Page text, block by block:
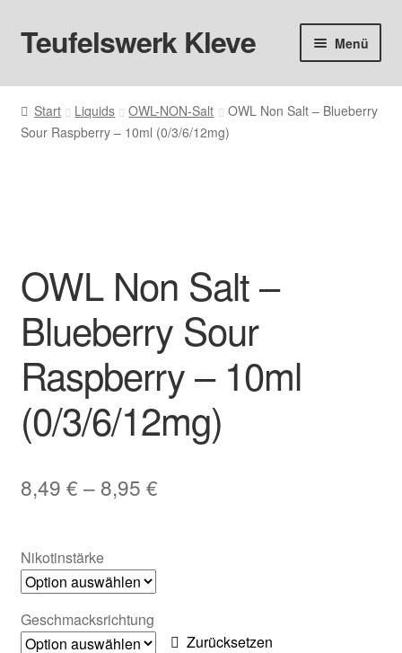
Zur
Navigation
Zum
Inhalt
Teufelswerk Kleve Menü
Startseite
Hardware
Big Puff
Aromen
Basen & Nikotin
Zubehör
Nikotintabelle
Unsere Standorte
Start Liquids OWL-NON-Salt
OWL Non Salt – Blueberry
Sour Raspberry – 10ml (0/3/6/12mg)
OWL Non Salt –
Blueberry Sour
Raspberry – 10ml
(0/3/6/12mg)
8,49 € – 8,95 €
Nikotinstärke
Geschmacksrichtung
Zurücksetzen